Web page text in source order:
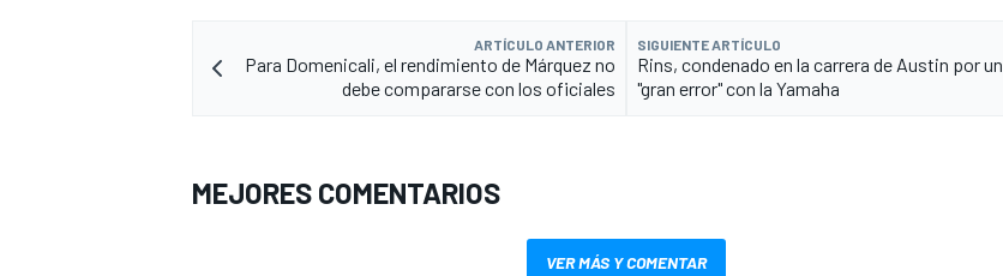
ARTÍCULO ANTERIOR
Para Domenicali, el rendimiento de Márquez no
debe compararse con los oficiales
SIGUIENTE ARTÍCULO
Rins, condenado en la carrera de Austin por un
"gran error" con la Yamaha
MEJORES COMENTARIOS
VER MÁS Y COMENTAR